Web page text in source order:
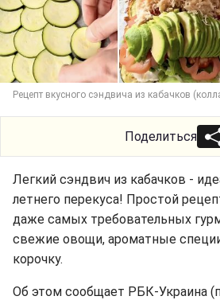
Рецепт вкусного сэндвича из кабачков
Поделиться
Легкий сэндвич из кабачков -
летнего перекуса! Простой
даже самых требовательных
свежие овощи, ароматные
корочку.
Об этом сообщает РБК-Украина